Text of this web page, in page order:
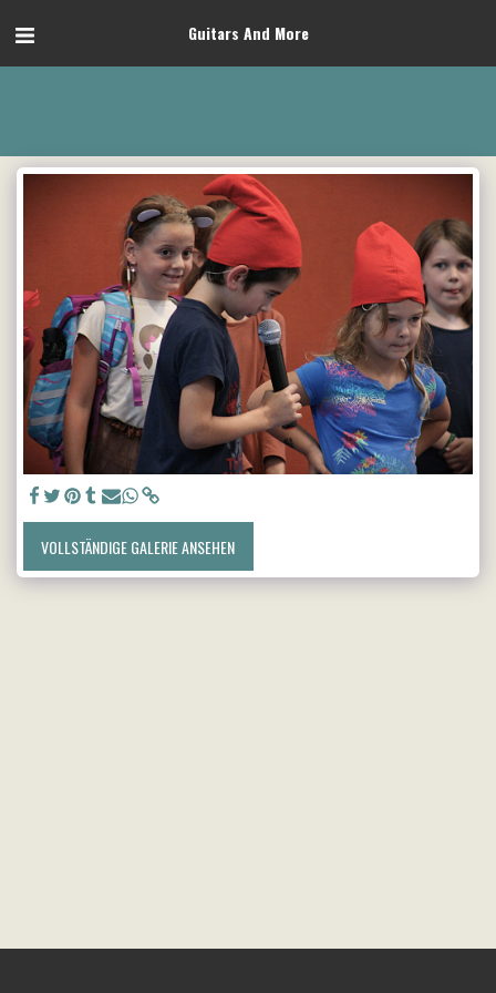
Guitars And More
VOLLSTÄNDIGE GALERIE ANSEHEN